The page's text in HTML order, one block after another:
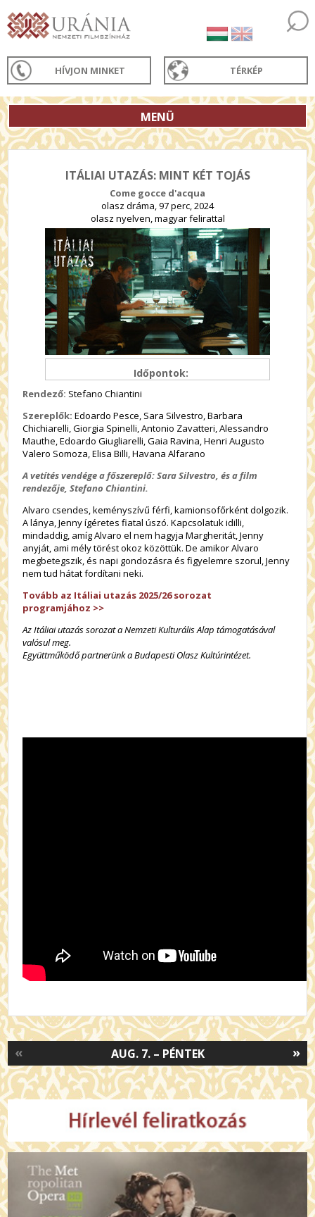
HÍVJON MINKET TÉRKÉP
MENÜ
ITÁLIAI UTAZÁS: MINT KÉT TOJÁS
Come gocce d'acqua
olasz dráma, 97 perc, 2024
olasz nyelven, magyar felirattal
Időpontok:
Rendező: Stefano Chiantini
Szereplők: Edoardo Pesce, Sara Silvestro, Barbara
Chichiarelli,Giorgia Spinelli, Antonio Zavatteri, Alessandro
Mauthe,Edoardo Giugliarelli, GaiaRavina, HenriAugusto
Valero Somoza,Elisa Billi,Havana Alfarano
A vetítés vendége a főszereplő: Sara Silvestro, és a film
rendezője, Stefano Chiantini.
Alvaro csendes, keményszívű férfi, kamionsofőrként dolgozik.
A lánya, Jenny ígéretes fiatal úszó. Kapcsolatuk idilli,
mindaddig, amíg Alvaro el nem hagyja Margheritát, Jenny
anyját, ami mély törést okoz közöttük. De amikor Alvaro
megbetegszik, és napi gondozásra és figyelemre szorul, Jenny
nem tud hátat fordítani neki.
Tovább az Itáliai utazás 2025/26 sorozat
programjához >>
Az Itáliai utazás sorozat a Nemzeti Kulturális Alap támogatásával
valósul meg.
Együttműködő partnerünk a Budapesti Olasz Kultúrintézet.
»
AUG. 7. – PÉNTEK
«